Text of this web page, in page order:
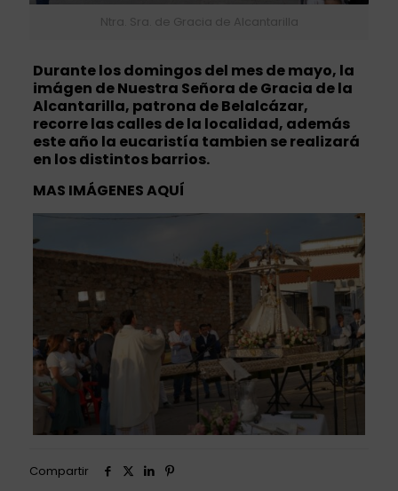
Ntra. Sra. de Gracia de Alcantarilla
Durante los domingos del mes de mayo, la
imágen de Nuestra Señora de Gracia de la
Alcantarilla, patrona de Belalcázar,
recorre las calles de la localidad, además
este año la eucaristía tambien se realizará
en los distintos barrios.
MAS IMÁGENESAQUÍ
Compartir